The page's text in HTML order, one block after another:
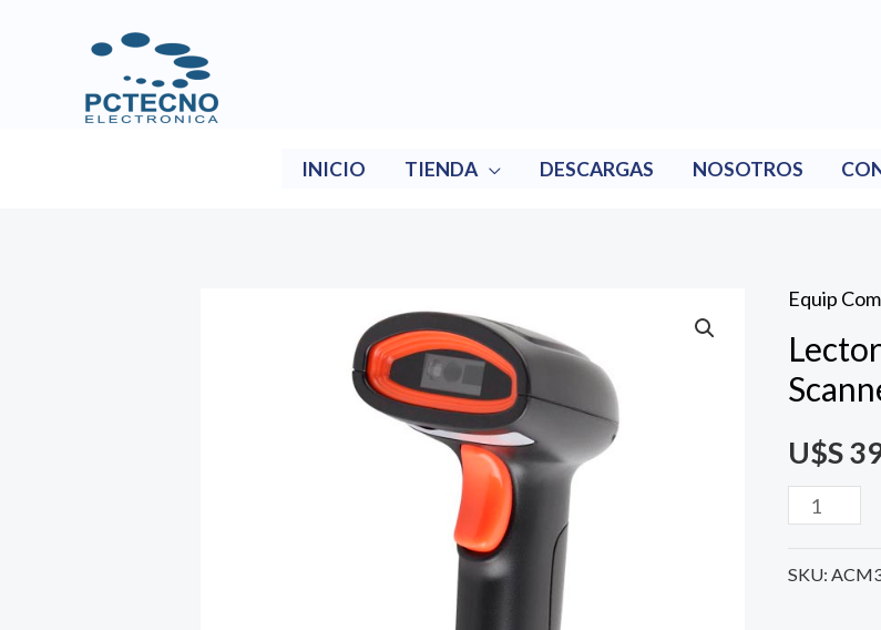
contenido
INICIO TIENDA DESCARGAS NOSOTROS
Equip
U$S
Lector
Pistola
Código
Scanner
Usb
SKU: